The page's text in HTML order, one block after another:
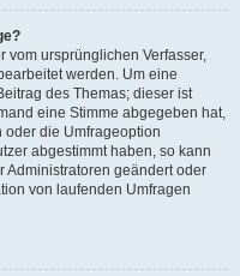
vom ursprünglichen Verfasser,
werden. Um eine
des Themas; dieser ist
eine Stimme abgegeben hat,
die Umfrageoption
abgestimmt haben, so kann
Administratoren geändert oder
von laufenden Umfragen